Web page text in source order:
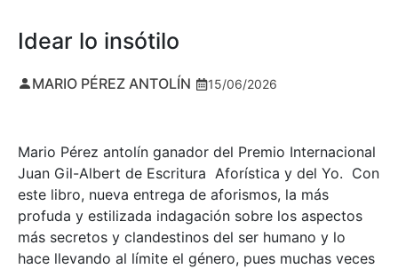
Idear lo insótilo
MARIO PÉREZ ANTOLÍN 15/06/2026
Mario Pérez antolín ganador del Premio Internacional
Juan Gil-Albert de Escritura Aforística y del Yo. Con
este libro, nueva entrega de aforismos, la más
profuda y estilizada indagación sobre los aspectos
más secretos y clandestinos del ser humano y lo
hace llevando al límite el género, pues muchas veces